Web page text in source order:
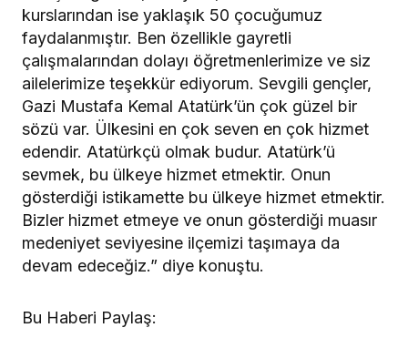
kurslarından ise yaklaşık 50 çocuğumuz
faydalanmıştır. Ben özellikle gayretli
çalışmalarından dolayı öğretmenlerimize ve siz
ailelerimize teşekkür ediyorum. Sevgili gençler,
Gazi Mustafa Kemal Atatürk’ün çok güzel bir
sözü var. Ülkesini en çok seven en çok hizmet
edendir. Atatürkçü olmak budur. Atatürk’ü
sevmek, bu ülkeye hizmet etmektir. Onun
gösterdiği istikamette bu ülkeye hizmet etmektir.
Bizler hizmet etmeye ve onun gösterdiği muasır
medeniyet seviyesine ilçemizi taşımaya da
devam edeceğiz.” diye konuştu.
Bu Haberi Paylaş: